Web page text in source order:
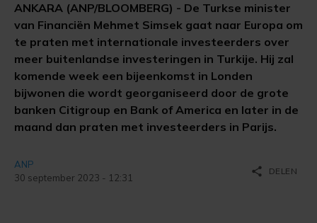
ANKARA (ANP/BLOOMBERG) - De Turkse minister
van Financiën Mehmet Simsek gaat naar Europa om
te praten met internationale investeerders over
meer buitenlandse investeringen in Turkije. Hij zal
komende week een bijeenkomst in Londen
bijwonen die wordt georganiseerd door de grote
banken Citigroup en Bank of America en later in de
maand dan praten met investeerders in Parijs.
ANP
30 september 2023 - 12:31
share DELEN